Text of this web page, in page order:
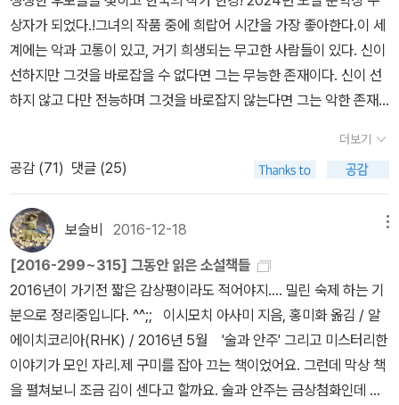
도 나와 너무 엉켜버린 관계를 끊어내지 못하고 하나 둘씩 매다보니
어느새 자기 자신이 그 꼬인 선들로 인해 데롱데롱 매달려 버리는 신
세가 되어버리고 만다. 그 모습은 인혜 뿐만 아니라 과거의 영혜의 것
이기도 하고 우리들의 모습이기도 하다.채식주의자는 두 가지 인간
럼 끈을 놓고 온전히 나 자신으로 살아보고 싶기도 하다. 아마 그러면
영혜의 형부처럼 욕망을 추구하다 결국 욕망에 미친 사람이 되지 않
을까 싶지만 말이다. 덧. 영어로 처음부터 읽기엔 조금 어렵다. 먼
저 한국말로 읽고, 영어로 읽기를 추천합니다!
안 될 것이다. 수상 직후 사생활 이야기를 어렵게 꺼내며 이미 이혼한
남편에게 누를 끼치면 안 된다고 말했듯, 진짜 2016년 부커상 수상자
에게도 누를 끼치면 안 되지 않나 하는 생각이 들기 때문에 해 보는 말
이다.얼마 전 살만 루시디의 '부커상 3관왕'에 대해서도 지적했었지
만, 유독 부커상과 관련해서는 이런 오류가 계속되는 듯하니 희한한
일이다. 굳이 이유를 찾아보자면 십중팔구 한강의 수상 전까지만 해
기 때문이 아니었을까...
는 등의 초보적인 오역이 수시로 등장한다는 것은 그냥 무시하고 넘
어가기 힘든 문제다.물론 비슷한 비판은 1968년 노벨문학상 수상자
가와바타 야스나리와 관련해서도 제기된 바 있었다. 에드워드 사이덴
스티커의 영역본 <설국>이 저 일본 소설가의 세계적 명성 획득에 일
러싼 논란이 줄곧 이어졌기 때문이다.사이덴스티커의 번역은 <설국>
의 유명한 도입부를 비롯해서 번역하기 까다로운 일본어 원문을 영어
로 상당히 잘 소화했다는 긍정적 평가를 받기도 했지만, 뒤집어 말하
자면 결국 번역자가 원문을 무시하면서까지 자기 입맛대로 작품을 재
창작한 것이 아니냐는 부정적 평가를 받기도 했다. 일본 문단에서는
2류 작가가 번역가를 잘 만난 덕에 노벨문학상을 수상했다는 험담까
지 나돌았고, 급기야 당사자인 가와바타와 사이덴스티커조차 서먹한
사이가 되어 버렸다. 물론 험담과는 별개로 상당수의 중견 작가들이
줄줄이 이 미국인을 찾아와서 친분을 쌓으려고 노력하기도 했다.가와
바타의 노벨문학상 수상에 영어 번역이 결정적이었듯이 한강의 노벨
문학상 수상에서도 영어 번역이 결정적이었다 치면, 어떤 면에서 양
여성 수상자는 불과 18명에 불과 하다.역대 노벨 수상자들 성비율로
비교 해보면 각 분야 수상자 8명 중에서 7명 정도가 남성이라면 여성
수상자는 단 1명에 그치고 있고 8년에 한 번 정도 노벨상에 여성 수상
자들이 포함 되고 백인 수상자 비율이 압도적으로 높아서 비 서구권
에서 수상자가 나오는 경우는 극히 드물 정도로 서구 보수주의적 색
채가 강하다.이런 비난을 의식 했는지 2012년 부터 남성 수상자와 여
성 수상자에게 번갈아 상을 수여 했던 스웨덴 한림원은 2019년 미투
에 남성이 연달아 수상한 것을 제외 하고 2022년 아니 에르노가 상
을 받은 다음 해에 노르웨이 남성 극작가 욘 포세가 수상했다.따라서
영국의 베팅 사이트들은 올해 유력한 수상 후보로 중국의 카프카와
보르헤스로 불리고 있는 <찬쉐>를 수상 유력 후보로 내세웠고 일본
어와 독일어로 시와 소설, 에세이를 쓰는 일본 작가 다와다 요코도 베
팅 후보에 올려 놓았지만 2016년 소설 『채식주의자』로 부커상을 수
상한 한국 작가 '한강'의 수상 예측을 한 영미권 언론은 없었다.특히
이번 2024년 노벨문학상 수상자인 한강의 수상은 의미가 크다.199
상자가 되었다.!그녀의 작품 중에 희랍어 시간을 가장 좋아한다.이 세
계에는 악과 고통이 있고, 거기 희생되는 무고한 사람들이 있다. 신이
선하지만 그것을 바로잡을 수 없다면 그는 무능한 존재이다. 신이 선
하지 않고 다만 전능하며 그것을 바로잡지 않는다면 그는 악한 존재
그러므로 선하고 전능한 신이란 성립 불가능한 오류다.-한강의 <희
랍어 시간>중에서
더보기
공감 (71) 댓글 (25)
보슬비 2016-12-18
[2016-299~315] 그동안 읽은 소설책들
2016년이 가기전 짧은 감상평이라도 적어야지.... 밀린 숙제 하는 기
분으로 정리중입니다. ^^;; 이시모치 아사미 지음, 홍미화 옮김 / 알
에이치코리아(RHK) / 2016년 5월 '술과 안주' 그리고 미스터리한
이야기가 모인 자리.제 구미를 잡아 끄는 책이었어요. 그런데 막상 책
을 펼쳐보니 조금 김이 센다고 할까요. 술과 안주는 금상첨화인데 이